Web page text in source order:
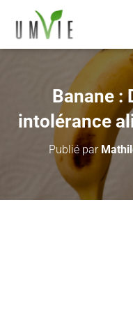
Banane :
intolérance
Publié par